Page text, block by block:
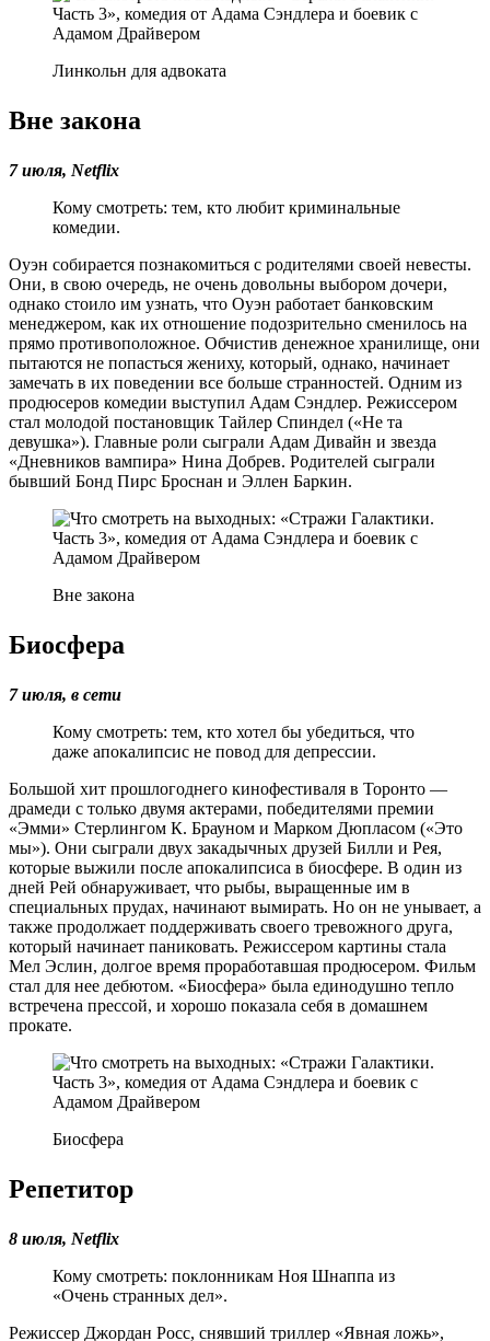
Линкольн для адвоката
Вне закона
7 июля, Netflix
Кому смотреть: тем, кто любит криминальные
комедии.
Оуэн собирается познакомиться с родителями своей невесты.
Они, в свою очередь, не очень довольны выбором дочери,
однако стоило им узнать, что Оуэн работает банковским
менеджером, как их отношение подозрительно сменилось на
прямо противоположное. Обчистив денежное хранилище, они
пытаются не попасться жениху, который, однако, начинает
замечать в их поведении все больше странностей. Одним из
продюсеров комедии выступил Адам Сэндлер. Режиссером
стал молодой постановщик Тайлер Спиндел («Не та
девушка»). Главные роли сыграли Адам Дивайн и звезда
«Дневников вампира» Нина Добрев. Родителей сыграли
бывший Бонд Пирс Броснан и Эллен Баркин.
Вне закона
Биосфера
7 июля, в сети
Кому смотреть: тем, кто хотел бы убедиться, что
даже апокалипсис не повод для депрессии.
Большой хит прошлогоднего кинофестиваля в Торонто —
драмеди с только двумя актерами, победителями премии
«Эмми» Стерлингом К. Брауном и Марком Дюпласом («Это
мы»). Они сыграли двух закадычных друзей Билли и Рея,
которые выжили после апокалипсиса в биосфере. В один из
дней Рей обнаруживает, что рыбы, выращенные им в
специальных прудах, начинают вымирать. Но он не унывает, а
также продолжает поддерживать своего тревожного друга,
который начинает паниковать. Режиссером картины стала
Мел Эслин, долгое время проработавшая продюсером. Фильм
стал для нее дебютом. «Биосфера» была единодушно тепло
встречена прессой, и хорошо показала себя в домашнем
прокате.
Биосфера
Репетитор
8 июля, Netflix
Кому смотреть: поклонникам Ноя Шнаппа из
«Очень странных дел».
Режиссер Джордан Росс, снявший триллер «Явная ложь»,